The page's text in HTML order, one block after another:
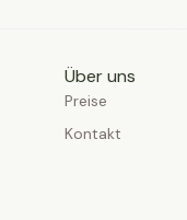
Über uns
Preise
Kontakt